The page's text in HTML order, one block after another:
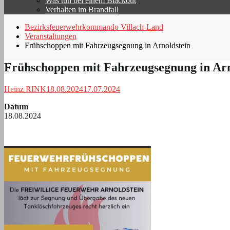
Verhalten im Brandfall
Bezirksfeuerwehrkommando Villach-Land
Veranstaltungen
Frühschoppen mit Fahrzeugsegnung in Arnoldstein
Frühschoppen mit Fahrzeugsegnung in
Heinz RINK18.08.202417.07.2024
Datum
18.08.2024